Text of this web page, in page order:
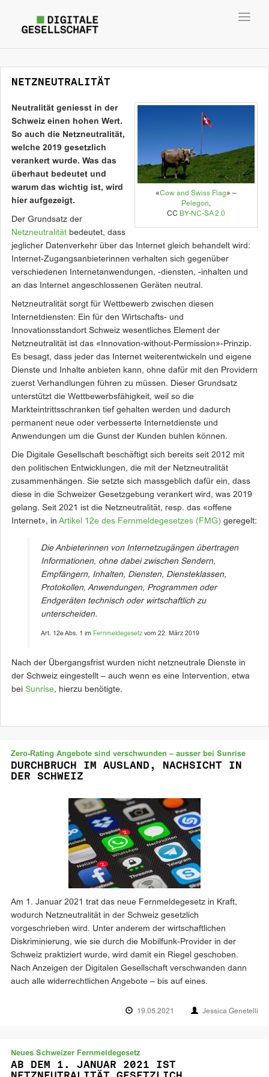
NETZNEUTRALITÄT
«Cow and Swiss Flag» –
Pelegon,
CC BY-NC-SA 2.0
Neutralität geniesst in der
Schweiz einen hohen Wert.
So auch die Netzneutralität,
welche 2019 gesetzlich
verankert wurde. Was das
überhaut bedeutet und
warum das wichtig ist, wird
hier aufgezeigt.
Der Grundsatz der
Netzneutralität bedeutet, dass
jeglicher Datenverkehr über das Internet gleich behandelt wird:
Internet-Zugangsanbieterinnen verhalten sich gegenüber
verschiedenen Internetanwendungen, -diensten, -inhalten und
an das Internet angeschlossenen Geräten neutral.
Netzneutralität sorgt für Wettbewerb zwischen diesen
Internetdiensten: Ein für den Wirtschafts- und
Innovationsstandort Schweiz wesentliches Element der
Netzneutralität ist das «Innovation-without-Permission»-Prinzip.
Es besagt, dass jeder das Internet weiterentwickeln und eigene
Dienste und Inhalte anbieten kann, ohne dafür mit den Providern
zuerst Verhandlungen führen zu müssen. Dieser Grundsatz
unterstützt die Wettbewerbsfähigkeit, weil so die
Markteintrittsschranken tief gehalten werden und dadurch
permanent neue oder verbesserte Internetdienste und
Anwendungen um die Gunst der Kunden buhlen können.
Die Digitale Gesellschaft beschäftigt sich bereits seit 2012 mit
den politischen Entwicklungen, die mit der Netzneutralität
zusammenhängen. Sie setzte sich massgeblich dafür ein, dass
diese in die Schweizer Gesetzgebung verankert wird, was 2019
gelang. Seit 2021 ist die Netzneutralität, resp. das «offene
Internet», in Artikel 12e des Fernmeldegesetzes (FMG) geregelt:
Die Anbieterinnen von Internetzugängen übertragen
Informationen, ohne dabei zwischen Sendern,
Empfängern, Inhalten, Diensten, Diensteklassen,
Protokollen, Anwendungen, Programmen oder
Endgeräten technisch oder wirtschaftlich zu
unterscheiden.
Art. 12e Abs. 1 im Fernmeldegesetz vom 22. März 2019
Nach der Übergangsfrist wurden nicht netzneutrale Dienste in
der Schweiz eingestellt – auch wenn es eine Intervention, etwa
bei Sunrise, hierzu benötigte.
Zero-Rating Angebote sind verschwunden – ausser bei Sunrise
DURCHBRUCH IM AUSLAND, NACHSICHT IN
DER SCHWEIZ
Am 1. Januar 2021 trat das neue Fernmeldegesetz in Kraft,
wodurch Netzneutralität in der Schweiz gesetzlich
vorgeschrieben wird. Unter anderem der wirtschaftlichen
Diskriminierung, wie sie durch die Mobilfunk-Provider in der
Schweiz praktiziert wurde, wird damit ein Riegel geschoben.
Nach Anzeigen der Digitalen Gesellschaft verschwanden dann
auch alle widerrechtlichen Angebote – bis auf eines.
19.05.2021 Jessica Genetelli
Neues Schweizer Fernmeldegesetz
AB DEM 1. JANUAR 2021 IST